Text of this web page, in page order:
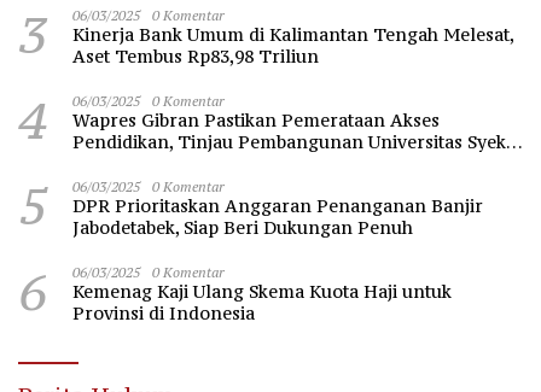
3 06/03/2025 0 Komentar
Kinerja Bank Umum di Kalimantan Tengah Melesat,
Aset Tembus Rp83,98 Triliun
4 06/03/2025 0 Komentar
Wapres Gibran Pastikan Pemerataan Akses
Pendidikan, Tinjau Pembangunan Universitas Syekh
5 06/03/2025 0 Komentar
DPR Prioritaskan Anggaran Penanganan Banjir
Jabodetabek, Siap Beri Dukungan Penuh
6 06/03/2025 0 Komentar
Kemenag Kaji Ulang Skema Kuota Haji untuk
Provinsi di Indonesia